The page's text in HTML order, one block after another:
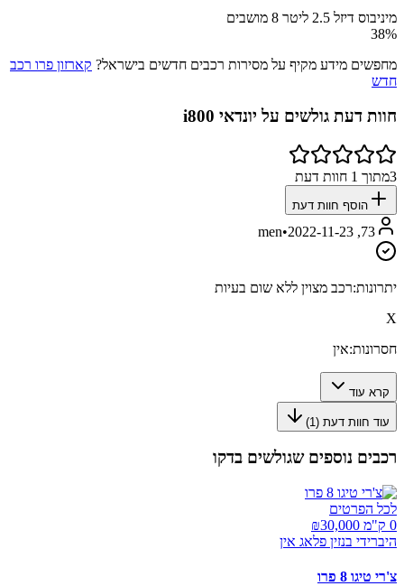
מיניבוס דיזל 2.5 ליטר 8 מושבים
38%
מחפשים מידע מקיף על מסירות רכבים חדשים בישראל? קארזון פרו רכב
חדש
חוות דעת גולשים על יונדאי i800
3מתוך 1 חוות דעת
הוסף חוות דעת
73, men
•2022-11-23
יתרונות:רכב מצוין ללא שום בעיות
X
חסרונות:אין
קרא עוד
עוד חוות דעת (1
)
רכבים נוספים שגולשים בדקו
לכל הפרטים
0 ק"מ ₪
30,000
היברידי בנזין פלאג אין
צ'רי טיגו 8 פרו